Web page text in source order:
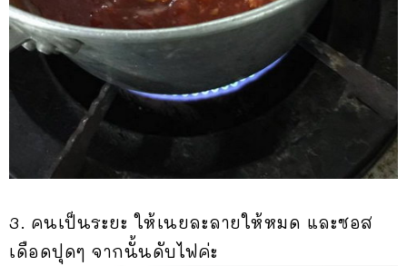
3. คนเป็นระยะ ให้เนยละลายให้หมด และซอส
เดือดปุดๆ จากนั้นดับไฟค่ะ